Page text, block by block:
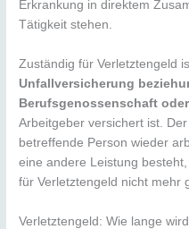
Erkrankung in direktem
Tätigkeit stehen.
Zuständig für Verletztengeld
Unfallversicherung
Berufsgenossenschaft
Arbeitgeber versichert ist.
betreffende Person wieder
eine andere Leistung
für Verletztengeld nicht mehr
Verletztengeld: Wie lange